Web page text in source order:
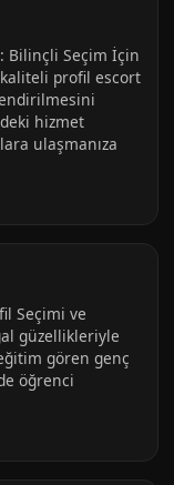
Bilinçli Seçim İçin
kaliteli profil escort
hizmet
ulaşmanıza
Seçimi ve
güzellikleriyle
gören genç
öğrenci